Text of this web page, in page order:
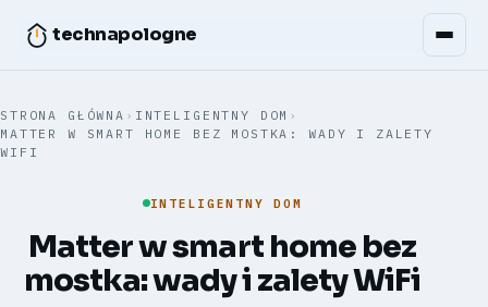
technapologne
STRONA GŁÓWNA › INTELIGENTNY DOM ›
MATTER W SMART HOME BEZ MOSTKA: WADY I ZALETY
WIFI
INTELIGENTNY DOM
Matter w smart home bez
mostka: wady i zalety WiFi